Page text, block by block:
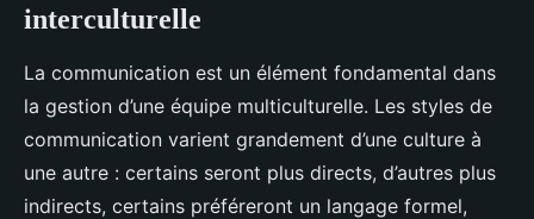
interculturelle
La communication est un élément fondamental dans
la gestion d’une équipe multiculturelle. Les styles de
communication varient grandement d’une culture à
une autre : certains seront plus directs, d’autres plus
indirects, certains préféreront un langage formel,